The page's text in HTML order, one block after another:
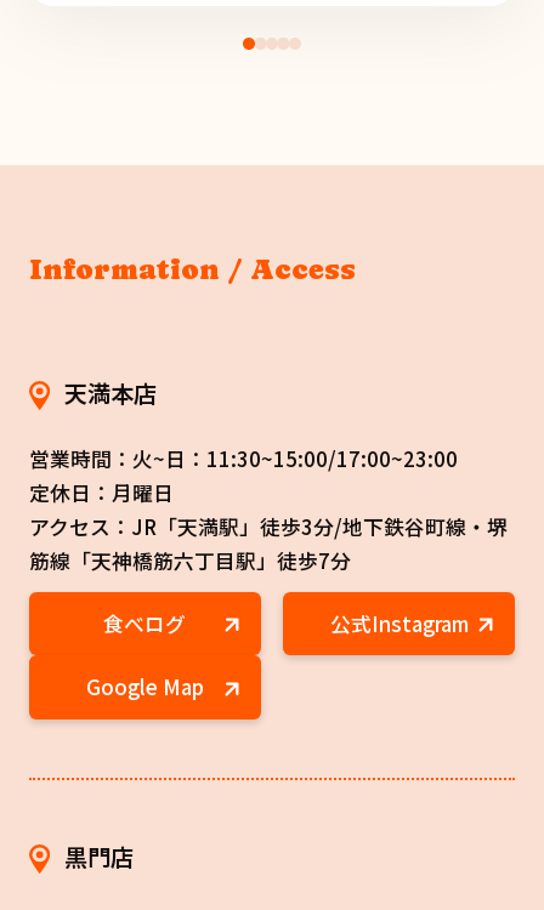
Information / Access
天満本店
営業時間：火~日：11:30~15:00/17:00~23:00
定休日：月曜日
アクセス：JR「天満駅」徒歩3分/地下鉄谷町線・堺
筋線「天神橋筋六丁目駅」徒歩7分
食べログ 公式Instagram
Google Map
黒門店